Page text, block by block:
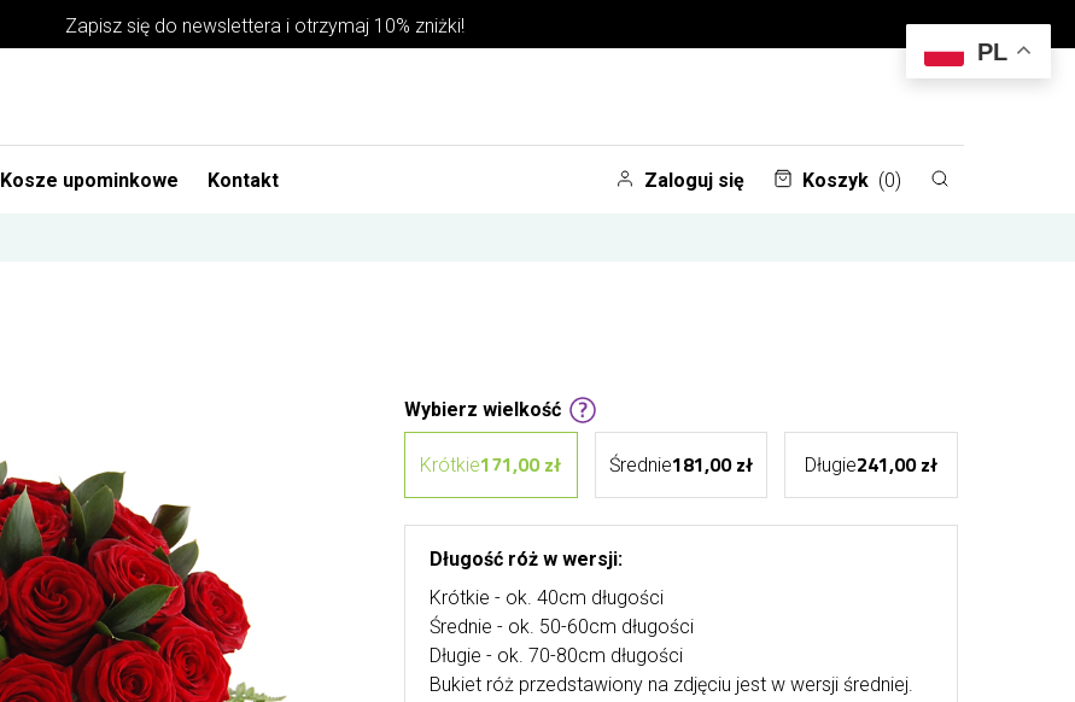
Zapisz się do newslettera i otrzymaj 10% zniżki!
Kosze upominkowe Kontakt Zaloguj się Koszyk (0)
Wybierz wielkość
Krótkie171,00 zł Średnie181,00 zł Długie241,00 zł
Długość róż w wersji:
Krótkie - ok. 40cm długości
Średnie - ok. 50-60cm długości
Długie - ok. 70-80cm długości
Bukiet róż przedstawiony na zdjęciu jest w wersji średniej.
PL